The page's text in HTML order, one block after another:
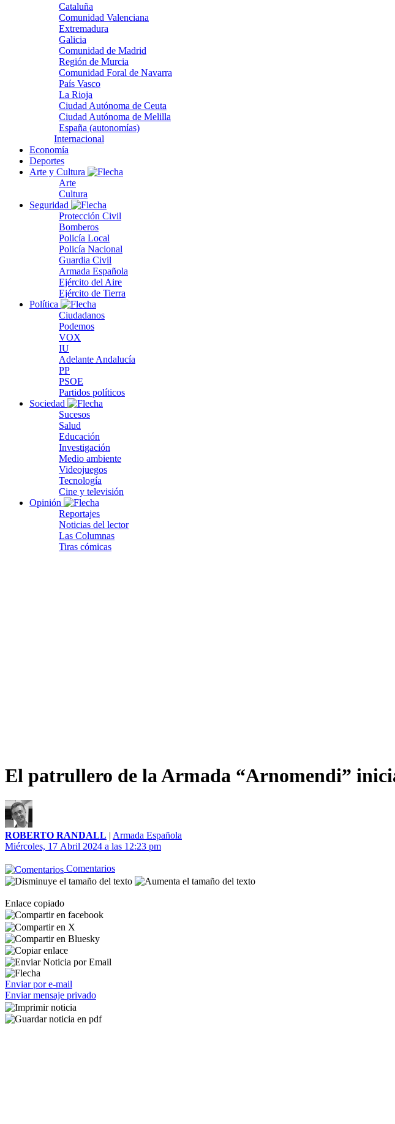
Cataluña
Comunidad Valenciana
Extremadura
Galicia
Comunidad de Madrid
Región de Murcia
Comunidad Foral de Navarra
País Vasco
La Rioja
Ciudad Autónoma de Ceuta
Ciudad Autónoma de Melilla
España (autonomías)
Internacional
Economía
Deportes
Arte y Cultura
Arte
Cultura
Seguridad
Protección Civil
Bomberos
Policía Local
Policía Nacional
Guardia Civil
Armada Española
Ejército del Aire
Ejército de Tierra
Política
Ciudadanos
Podemos
VOX
IU
Adelante Andalucía
PP
PSOE
Partidos políticos
Sociedad
Sucesos
Salud
Educación
Investigación
Medio ambiente
Videojuegos
Tecnología
Cine y televisión
Opinión
Reportajes
Noticias del lector
Las Columnas
Tiras cómicas
El patrullero de la Armada “Arnomendi”
ROBERTO RANDALL | Armada Española
Miércoles, 17 Abril 2024 a las 12:23 pm
Comentarios
Enlace copiado
Enviar por e-mail
Enviar mensaje privado